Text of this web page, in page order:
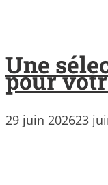
Une
pour
29 juin 202623